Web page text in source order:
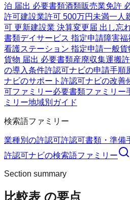
泊 届出 必要書類酒類販売業免許
許可建設業許可 500万円未満一人
可 更新建設業 決算変更届 出し忘
書類デイサービス 指定申請障害
看護ステーション 指定申請一般貨
貨物 届出 必要書類産廃収集運搬
の導入条件許認可ナビの申請手順
ナビのサポート 許認可ナビの改善
可ファミリー必要書類ファミリー
ミリー地域別ガイド
検索語ファミリー
業種別の許認可許認可書類・準備
許認可ナビの検索語ファミリー
Section summary
比較表 の要点